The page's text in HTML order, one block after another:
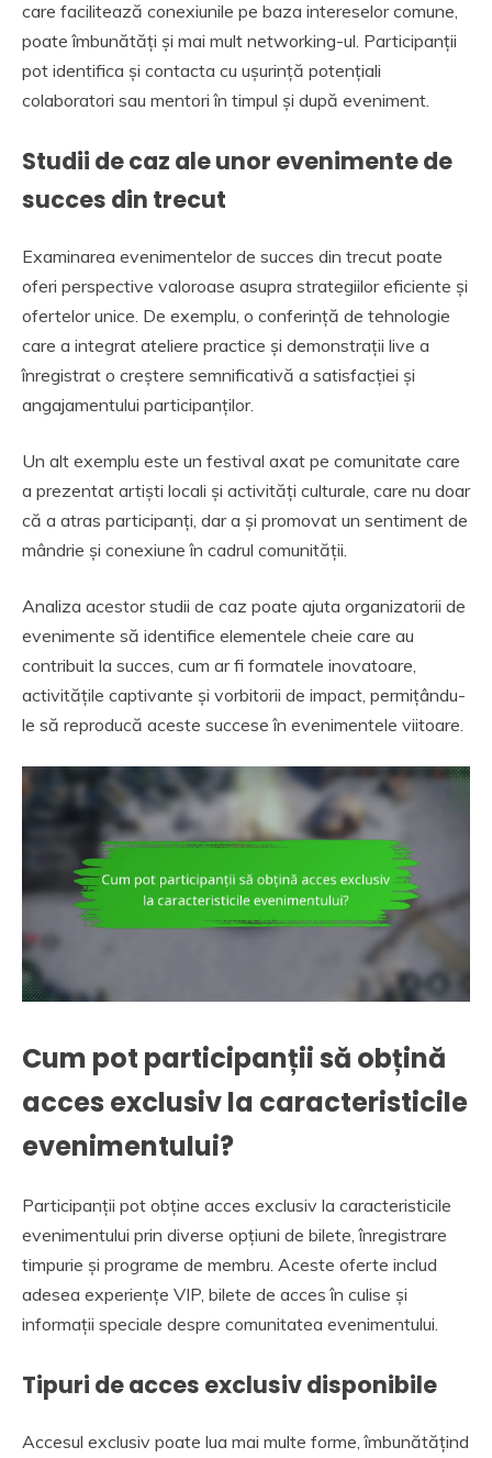
care facilitează conexiunile pe baza intereselor comune,
poate îmbunătăți și mai mult networking-ul. Participanții
pot identifica și contacta cu ușurință potențiali
colaboratori sau mentori în timpul și după eveniment.
Studii de caz ale unor evenimente de
succes din trecut
Examinarea evenimentelor de succes din trecut poate
oferi perspective valoroase asupra strategiilor eficiente și
ofertelor unice. De exemplu, o conferință de tehnologie
care a integrat ateliere practice și demonstrații live a
înregistrat o creștere semnificativă a satisfacției și
angajamentului participanților.
Un alt exemplu este un festival axat pe comunitate care
a prezentat artiști locali și activități culturale, care nu doar
că a atras participanți, dar a și promovat un sentiment de
mândrie și conexiune în cadrul comunității.
Analiza acestor studii de caz poate ajuta organizatorii de
evenimente să identifice elementele cheie care au
contribuit la succes, cum ar fi formatele inovatoare,
activitățile captivante și vorbitorii de impact, permițându-
le să reproducă aceste succese în evenimentele viitoare.
Cum pot participanții să obțină
acces exclusiv la caracteristicile
evenimentului?
Participanții pot obține acces exclusiv la caracteristicile
evenimentului prin diverse opțiuni de bilete, înregistrare
timpurie și programe de membru. Aceste oferte includ
adesea experiențe VIP, bilete de acces în culise și
informații speciale despre comunitatea evenimentului.
Tipuri de acces exclusiv disponibile
Accesul exclusiv poate lua mai multe forme, îmbunătățind